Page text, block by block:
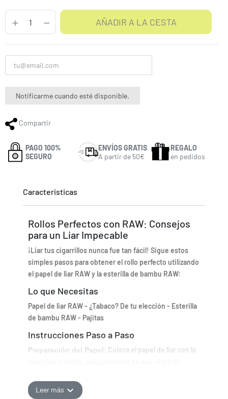
AÑADIR A LA CESTA
Notificarme cuando esté disponible.
Compartir
PAGO 100%
SEGURO
ENVÍOS GRATIS
A partir de 50€
REGALO
en pedidos
Caracteristicas
Rollos Perfectos con RAW: Consejos
para un Liar Impecable
¡Liar tus cigarrillos nunca fue tan fácil! Sigue estos
simples pasos para obtener el rollo perfecto utilizando
el papel de liar RAW y la esterilla de bambu RAW:
Lo que Necesitas
Papel de liar RAW - ¿Tabaco? De tu elección - Esterilla
de bambu RAW - Pajitas
Instrucciones Paso a Paso
Preparación del Papel: Coloca el papel de liar con la
inferior.
Leer más expand_more